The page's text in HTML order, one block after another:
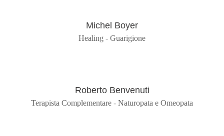
Michel Boyer
Healing - Guarigione
Roberto Benvenuti
Terapista Complementare - Naturopata e Omeopata